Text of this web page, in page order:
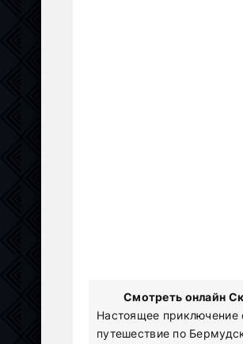
Смотреть онлайн
Настоящее приключение
путешествие по